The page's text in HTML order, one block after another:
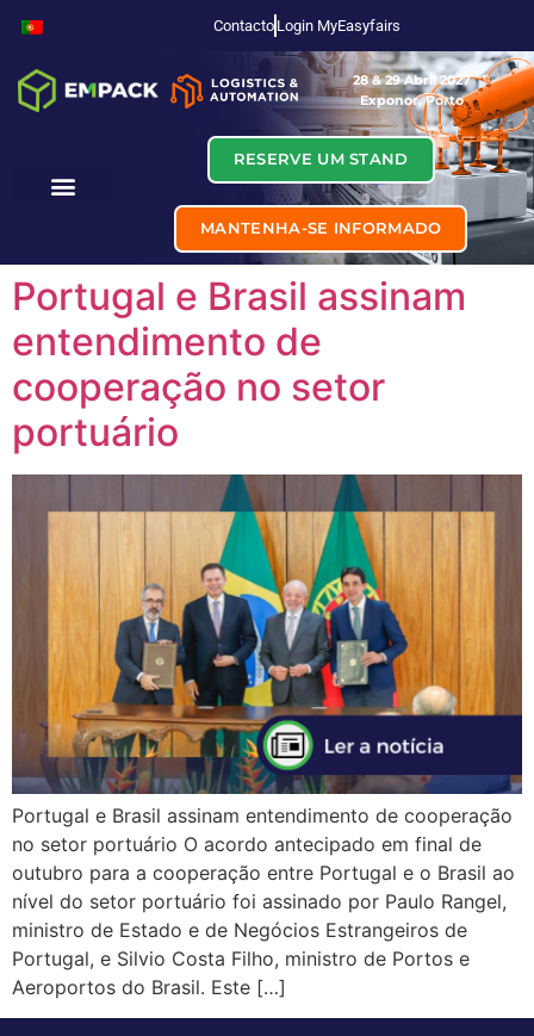
Contacto Login MyEasyfairs
28 & 29 Abril 2027
Exponor, Porto
RESERVE UM STAND
MANTENHA-SE INFORMADO
Portugal e Brasil assinam
entendimento de
cooperação no setor
portuário
Portugal e Brasil assinam entendimento de cooperação
no setor portuário O acordo antecipado em final de
outubro para a cooperação entre Portugal e o Brasil ao
nível do setor portuário foi assinado por Paulo Rangel,
ministro de Estado e de Negócios Estrangeiros de
Portugal, e Silvio Costa Filho, ministro de Portos e
Aeroportos do Brasil. Este […]